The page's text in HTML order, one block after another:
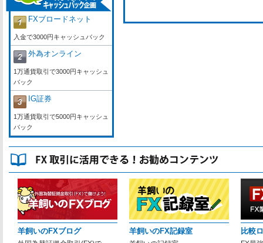
FXブロードネット
入金で3000円キャッシュバック
外為オンライン
1万通貨取引で3000円キャッシュ
バック
IG証券
1万通貨取引で5000円キャッシュ
バック
羊飼いのFXブログ 羊飼いのFX記録室 比較